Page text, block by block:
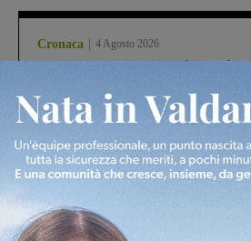
Cronaca 4 Agosto 2026
Un anno fa la strage in A1 in
Gianni, Giulia e Franco. Lo
processo, lo stop ai sorpassi
Cronaca 3 Agosto 2026
Scomparso da una struttura
Fiorentino l’uomo che aveva
Levane nel 2020
Cronaca 5 Agosto 2026